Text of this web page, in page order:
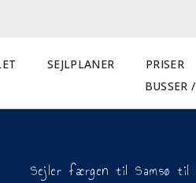
SEJLPLANER PRISER
BUSSER
Sejler færgen til Samsø til